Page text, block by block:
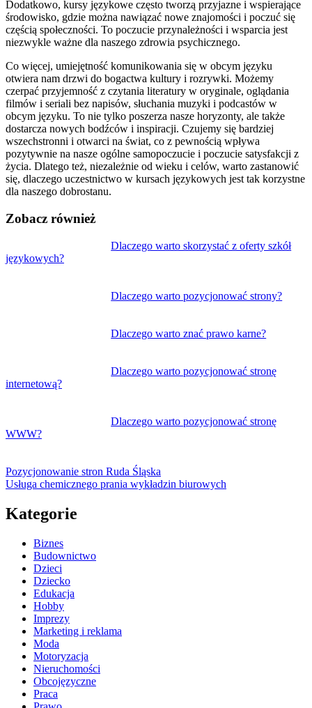
Dodatkowo, kursy językowe często tworzą przyjazne i wspierające
środowisko, gdzie można nawiązać nowe znajomości i poczuć się
częścią społeczności. To poczucie przynależności i wsparcia jest
niezwykle ważne dla naszego zdrowia psychicznego.
Co więcej, umiejętność komunikowania się w obcym języku
otwiera nam drzwi do bogactwa kultury i rozrywki. Możemy
czerpać przyjemność z czytania literatury w oryginale, oglądania
filmów i seriali bez napisów, słuchania muzyki i podcastów w
obcym języku. To nie tylko poszerza nasze horyzonty, ale także
dostarcza nowych bodźców i inspiracji. Czujemy się bardziej
wszechstronni i otwarci na świat, co z pewnością wpływa
pozytywnie na nasze ogólne samopoczucie i poczucie satysfakcji z
życia. Dlatego też, niezależnie od wieku i celów, warto zastanowić
się, dlaczego uczestnictwo w kursach językowych jest tak korzystne
dla naszego dobrostanu.
Zobacz również
Dlaczego warto skorzystać z oferty szkół
językowych?
Dlaczego warto pozycjonować strony?
Dlaczego warto znać prawo karne?
Dlaczego warto pozycjonować stronę
internetową?
Dlaczego warto pozycjonować stronę
WWW?
wpisu
Pozycjonowanie stron Ruda Śląska
Usługa chemicznego prania wykładzin biurowych
Kategorie
Biznes
Budownictwo
Dzieci
Dziecko
Edukacja
Hobby
Imprezy
Marketing i reklama
Moda
Motoryzacja
Nieruchomości
Obcojęzyczne
Praca